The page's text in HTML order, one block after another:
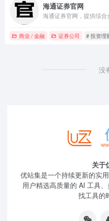
海通证券官网
海通证券官网，提供综合
商业 / 金融 证券公司 # 投资理
没
关于
优站集是一个持续更新的实
用户精选高质量的 AI 工具
找工具的